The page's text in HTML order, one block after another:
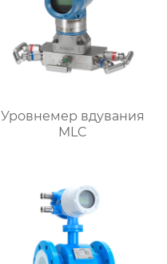
Уровнемер вдувания
MLC